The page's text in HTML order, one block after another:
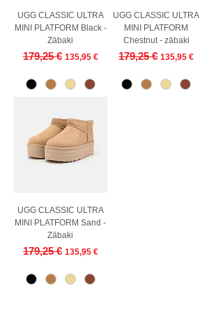
UGG CLASSIC ULTRA
MINI PLATFORM Black -
Zābaki
Parastā cena
179,25 € Izpārdošanas cena
135,95 €
UGG CLASSIC ULTRA
MINI PLATFORM
Chestnut - zābaki
Parastā cena
179,25 € Izpārdošanas
135,95 €
UGG CLASSIC ULTRA
MINI PLATFORM Sand -
Zābaki
Parastā cena
179,25 € Izpārdošanas cena
135,95 €